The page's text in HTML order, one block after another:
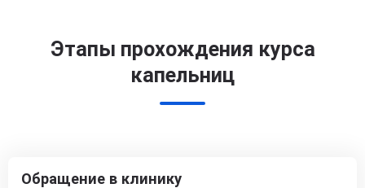
Этапы прохождения курса
капельниц
Обращение в клинику